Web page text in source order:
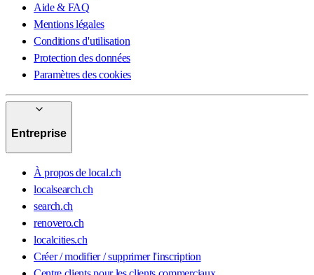
Aide & FAQ
Mentions légales
Conditions d'utilisation
Protection des données
Paramètres des cookies
Entreprise
À propos de local.ch
localsearch.ch
search.ch
renovero.ch
localcities.ch
Créer / modifier / supprimer l'inscription